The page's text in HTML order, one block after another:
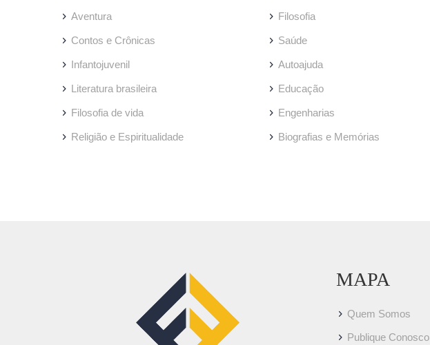
Aventura
Contos e Crônicas
Infantojuvenil
Literatura brasileira
Filosofia de vida
Religião e Espiritualidade
Filosofia
Saúde
Autoajuda
Educação
Engenharias
Biografias e Memórias
MAPA
Quem Somos
Publique Conosco